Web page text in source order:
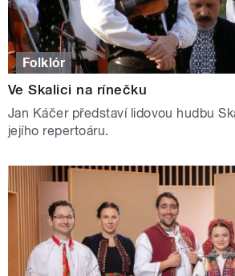
Folklór
Ve Skalici na rínečku
Jan Káčer představí lidovou hudbu
jejího repertoáru.